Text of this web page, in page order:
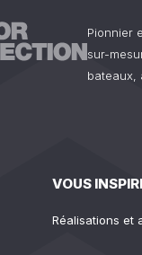
Pionnier
sur-
bateaux,
VOUS
Réalisations et